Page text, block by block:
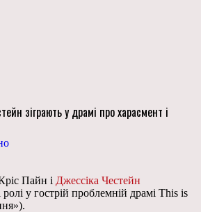
зіграють у драмі про харасмент і
Пайн і Джессіка Честейн
у гострій проблемній драмі This is